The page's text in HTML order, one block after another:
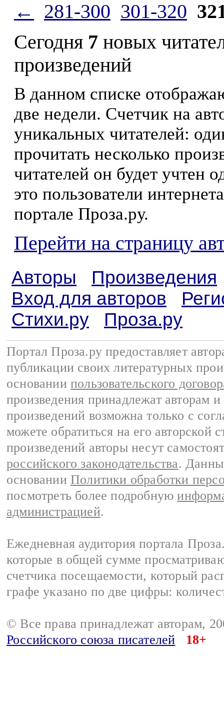
← 281-300 301-320
Сегодня 7 новых
произведений
В данном списке
две недели. Счетчик на
уникальных читателей:
прочитать несколько
читателей он будет учтен
это пользователи
портале Проза.ру.
Перейти на страницу
Авторы
Произведения
Вход для авторов
Стихи.ру
Проза.ру
Портал Проза.ру предоставляет
публикации своих литературных
основании пользовательского
произведения принадлежат авторам
произведений возможна только с
можете обратиться на его авторской
произведений авторы несут
российского законодательства.
основании Политики обработки
посмотреть более подробную
администрацией.
Ежедневная аудитория портала
которые в общей сумме
счетчика посещаемости, который
графе указано по две цифры:
© Все права принадлежат авторам,
Российского союза писателей
18+